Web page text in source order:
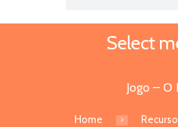
Select
Jogo – O
Home